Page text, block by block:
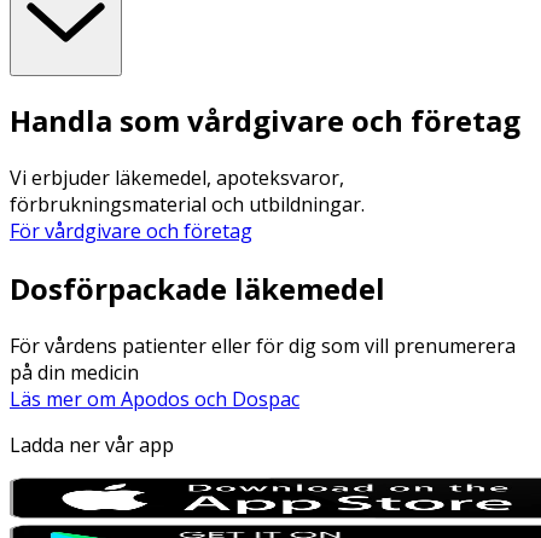
Handla som vårdgivare och företag
Vi erbjuder läkemedel, apoteksvaror,
förbrukningsmaterial och utbildningar.
För vårdgivare och företag
Dosförpackade läkemedel
För vårdens patienter eller för dig som vill prenumerera
på din medicin
Läs mer om Apodos och Dospac
Ladda ner vår app